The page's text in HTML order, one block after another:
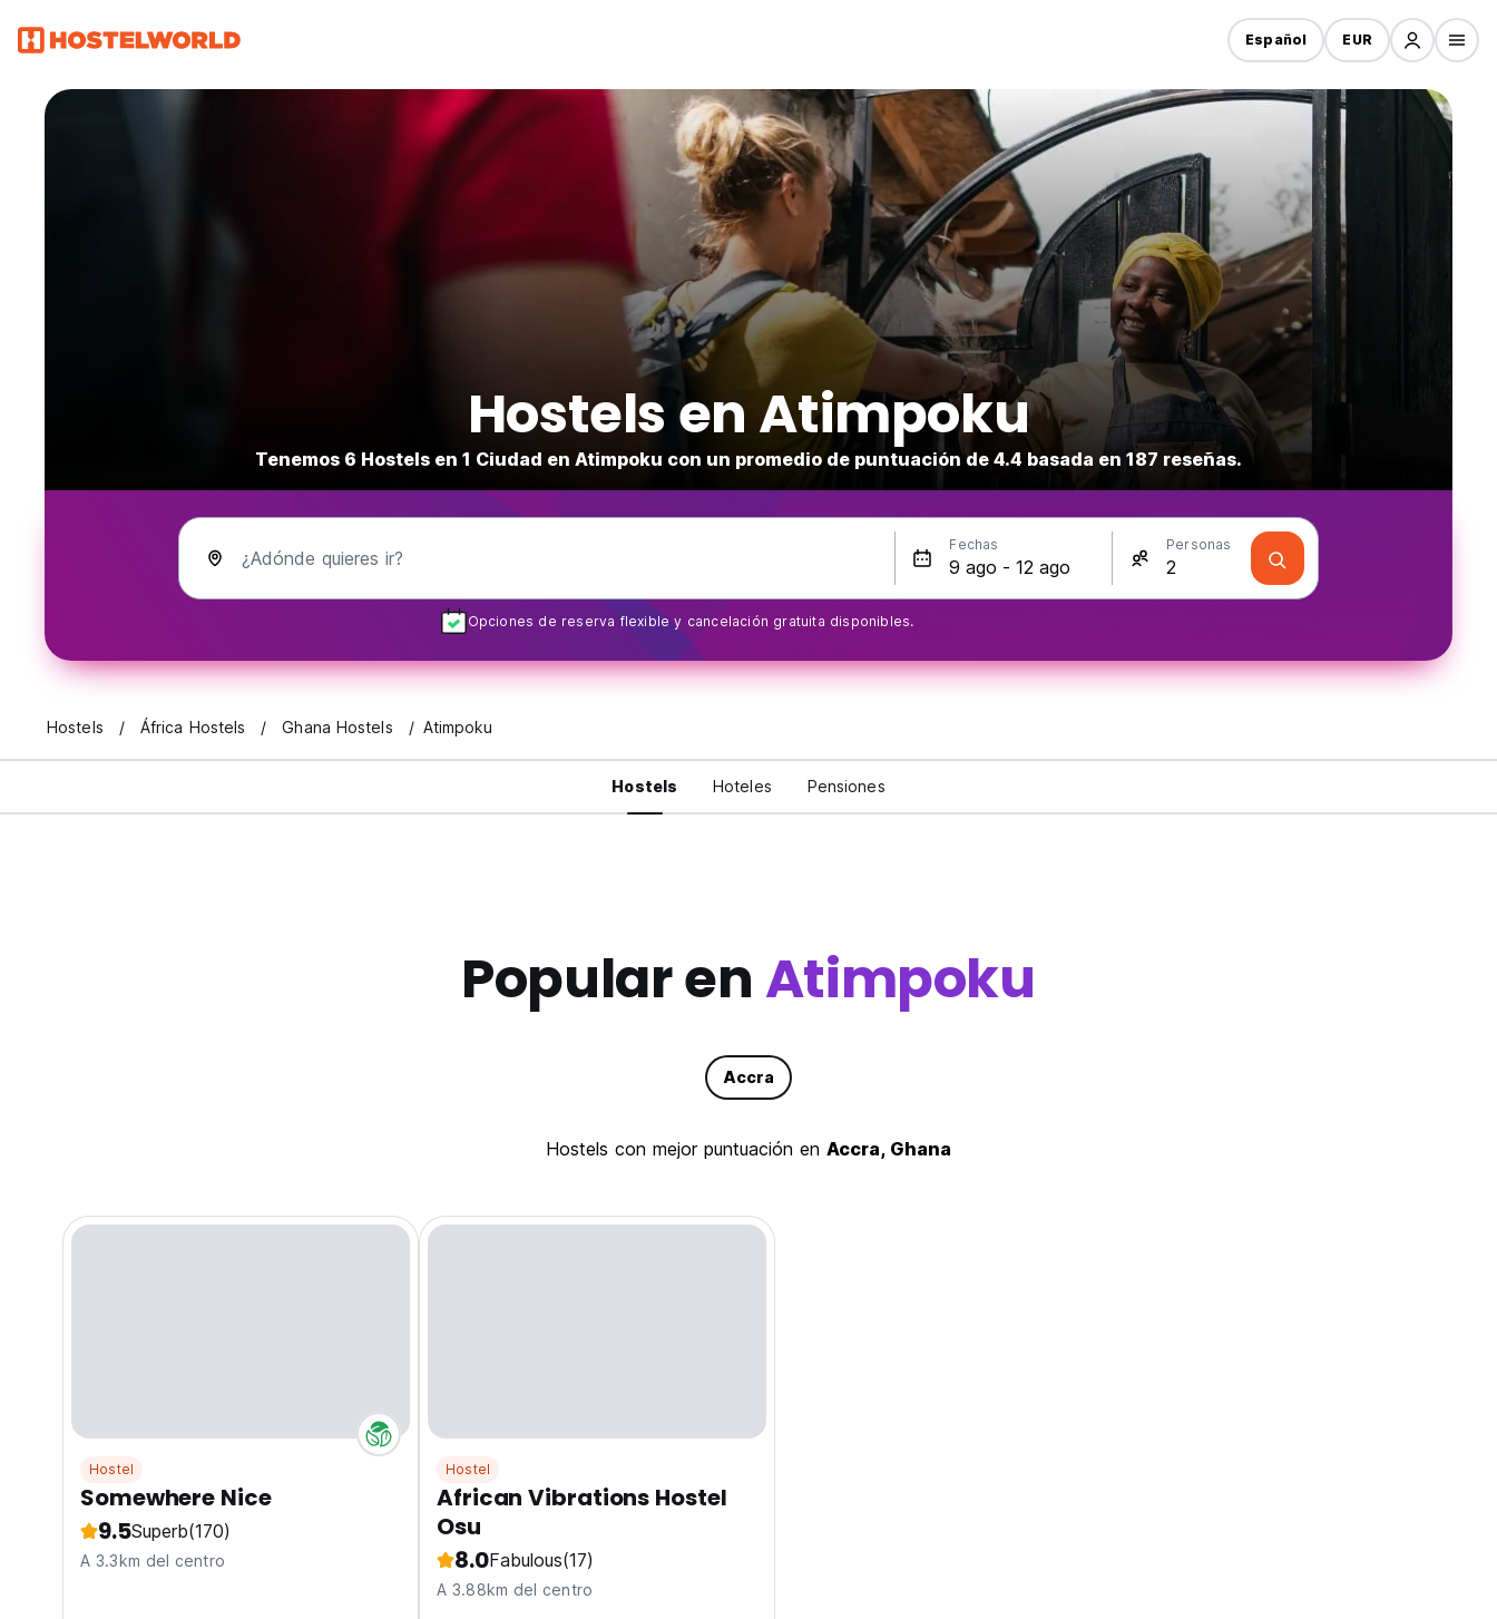
Español EUR
Hostels en Atimpoku
Tenemos 6 Hostels en 1 Ciudad en Atimpoku con un promedio de puntuación de 4.4 basada en 187 reseñas.
¿Adónde quieres ir?
Fechas Personas
Opciones de reserva flexible y cancelación gratuita disponibles.
Hostels África Hostels Ghana Hostels Atimpoku
Hostels Hoteles Pensiones
Popular en Atimpoku
Accra
hostels con mejor puntuación en Accra, Ghana
Hostel
Somewhere Nice
9.5Superb(170)
A 3.3km del centro
Hostel
African Vibrations Hostel
Osu
8.0Fabulous(17)
A 3.88km del centro